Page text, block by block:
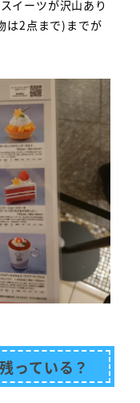
イーツが沢山あり
は2点まで)までが
っている？